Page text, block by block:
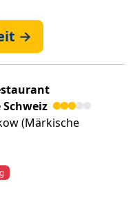
→
(Märkische